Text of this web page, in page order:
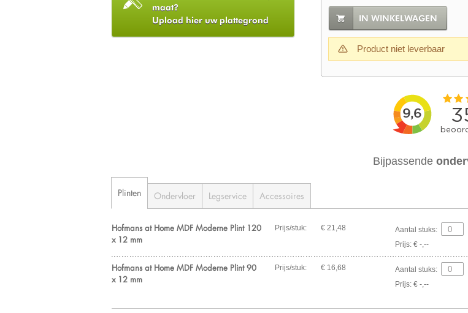
maat?
Upload hier uw plattegrond
IN WINKELWAGEN
Product niet leverbaar
Bijpassende
Plinten Ondervloer Legservice Accessoires
Hofmans at Home MDF Moderne Plint 120
x 12 mm
Prijs/stuk: € 21,48
Aantal stuks:
Prijs: € -,--
Hofmans at Home MDF Moderne Plint 90
x 12 mm
Prijs/stuk: € 16,68
Aantal stuks:
Prijs: € -,--